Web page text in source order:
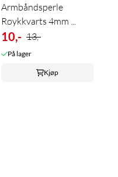
Armbåndsperle
Røykkvarts 4mm ...
10,- 13,-
På lager
Kjøp